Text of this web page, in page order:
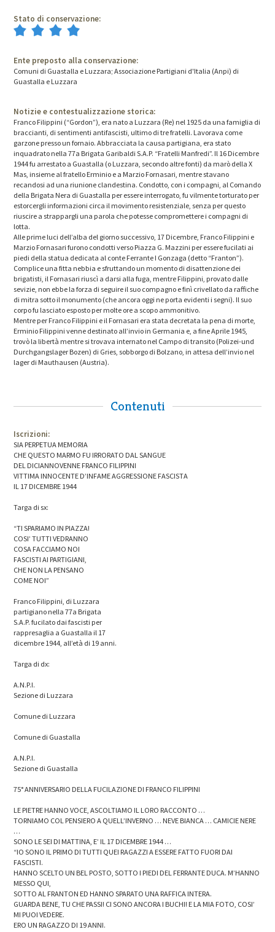
Stato di conservazione:
Ente preposto alla conservazione:
Comuni di Guastalla e Luzzara; Associazione Partigiani d'Italia (Anpi) di
Guastalla e Luzzara
Notizie e contestualizzazione storica:
Franco Filippini (“Gordon”), era nato a Luzzara (Re) nel 1925 da una famiglia di
braccianti, di sentimenti antifascisti, ultimo di tre fratelli. Lavorava come
garzone presso un fornaio. Abbracciata la causa partigiana, era stato
inquadrato nella 77a Brigata Garibaldi S.A.P. “Fratelli Manfredi”. Il 16 Dicembre
1944 fu arrestato a Guastalla (o Luzzara, secondo altre fonti) da marò della X
Mas, insieme al fratello Erminio e a Marzio Fornasari, mentre stavano
recandosi ad una riunione clandestina. Condotto, con i compagni, al Comando
della Brigata Nera di Guastalla per essere interrogato, fu vilmente torturato per
estorcergli informazioni circa il movimento resistenziale, senza per questo
riuscire a strappargli una parola che potesse compromettere i compagni di
lotta.
Alle prime luci dell’alba del giorno successivo, 17 Dicembre, Franco Filippini e
Marzio Fornasari furono condotti verso Piazza G. Mazzini per essere fucilati ai
piedi della statua dedicata al conte Ferrante I Gonzaga (detto “Franton”).
Complice una fitta nebbia e sfruttando un momento di disattenzione dei
brigatisti, il Fornasari riuscì a darsi alla fuga, mentre Filippini, provato dalle
sevizie, non ebbe la forza di seguire il suo compagno e finì crivellato da raffiche
di mitra sotto il monumento (che ancora oggi ne porta evidenti i segni). Il suo
corpo fu lasciato esposto per molte ore a scopo ammonitivo.
Mentre per Franco Filippini e il Fornasari era stata decretata la pena di morte,
Erminio Filippini venne destinato all’invio in Germania e, a fine Aprile 1945,
trovò la libertà mentre si trovava internato nel Campo di transito (Polizei-und
Durchgangslager Bozen) di Gries, sobborgo di Bolzano, in attesa dell’invio nel
lager di Mauthausen (Austria).
Contenuti
Iscrizioni:
SIA PERPETUA MEMORIA
CHE QUESTO MARMO FU IRRORATO DAL SANGUE
DEL DICIANNOVENNE FRANCO FILIPPINI
VITTIMA INNOCENTE D’INFAME AGGRESSIONE FASCISTA
IL 17 DICEMBRE 1944
Targa di sx:
“TI SPARIAMO IN PIAZZA!
COSI’ TUTTI VEDRANNO
COSA FACCIAMO NOI
FASCISTI AI PARTIGIANI,
CHE NON LA PENSANO
COME NOI”
Franco Filippini, di Luzzara
partigiano nella 77a Brigata
S.A.P. fucilato dai fascisti per
rappresaglia a Guastalla il 17
dicembre 1944, all’età di 19 anni.
Targa di dx:
A.N.P.I.
Sezione di Luzzara
Comune di Luzzara
Comune di Guastalla
A.N.P.I.
Sezione di Guastalla
75° ANNIVERSARIO DELLA FUCILAZIONE DI FRANCO FILIPPINI
LE PIETRE HANNO VOCE, ASCOLTIAMO IL LORO RACCONTO …
TORNIAMO COL PENSIERO A QUELL’INVERNO … NEVE BIANCA … CAMICIE NERE
…
SONO LE SEI DI MATTINA, E’ IL 17 DICEMBRE 1944 …
“IO SONO IL PRIMO DI TUTTI QUEI RAGAZZI A ESSERE FATTO FUORI DAI
FASCISTI.
HANNO SCELTO UN BEL POSTO, SOTTO I PIEDI DEL FERRANTE DUCA. M’HANNO
MESSO QUI,
SOTTO AL FRANTON ED HANNO SPARATO UNA RAFFICA INTERA.
GUARDA BENE, TU CHE PASSI! CI SONO ANCORA I BUCHI! E LA MIA FOTO, COSI’
MI PUOI VEDERE.
ERO UN RAGAZZO DI 19 ANNI.